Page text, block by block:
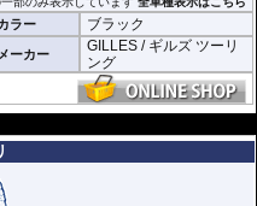
ラー ブラック
メーカー
GILLES / ギルズ ツーリ
ング